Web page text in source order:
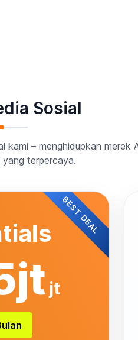
Sosial
– menghidupkan
terpercaya.
BEST DEAL
jt